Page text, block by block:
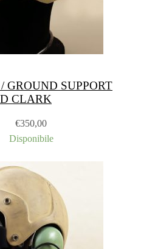
GROUND SUPPORT
CLARK
€350,00
Disponibile